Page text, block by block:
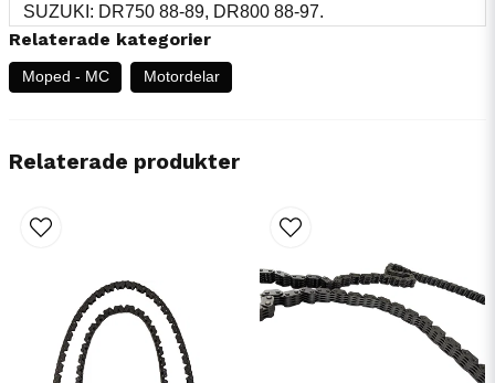
SUZUKI: DR750 88-89, DR800 88-97.
Relaterade kategorier
Moped - MC Motordelar
Relaterade produkter